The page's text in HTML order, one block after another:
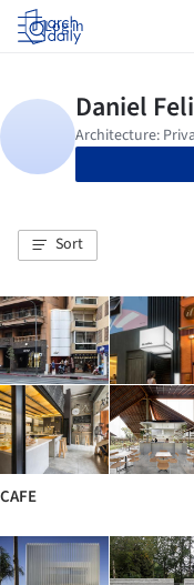
Log in
Sort
CAFE